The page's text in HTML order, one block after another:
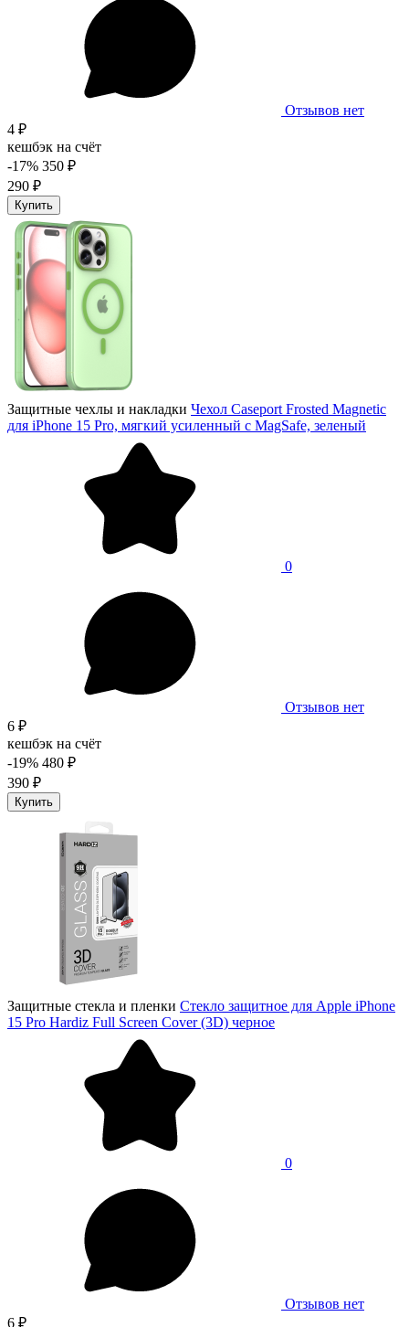
Отзывов нет
4 ₽
кешбэк на счёт
-17% 350 ₽
290 ₽
Купить
Защитные чехлы и накладки Чехол Caseport Frosted Magnetic
для iPhone 15 Pro, мягкий усиленный с MagSafe, зеленый
0
Отзывов нет
6 ₽
кешбэк на счёт
-19% 480 ₽
390 ₽
Купить
Защитные стекла и пленки Стекло защитное для Apple iPhone
15 Pro Hardiz Full Screen Cover (3D) черное
0
Отзывов нет
6 ₽